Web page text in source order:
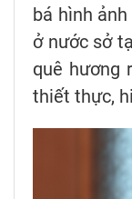
bá hình
ở nước sở
quê hương
thiết thực,